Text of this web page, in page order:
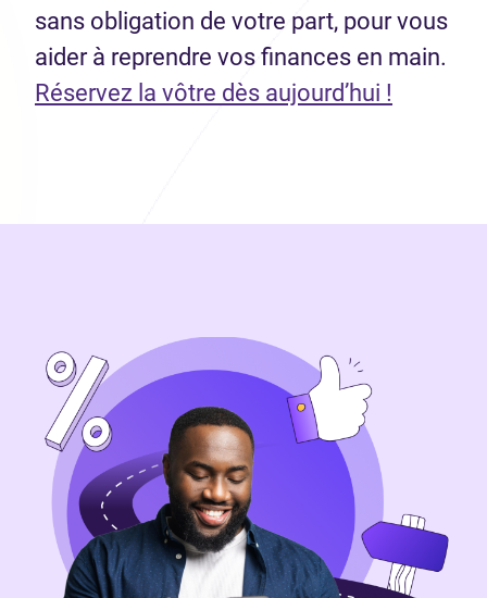
sans obligation de votre part, pour vous
aider à reprendre vos finances en main.
Réservez la vôtre dès aujourd’hui !